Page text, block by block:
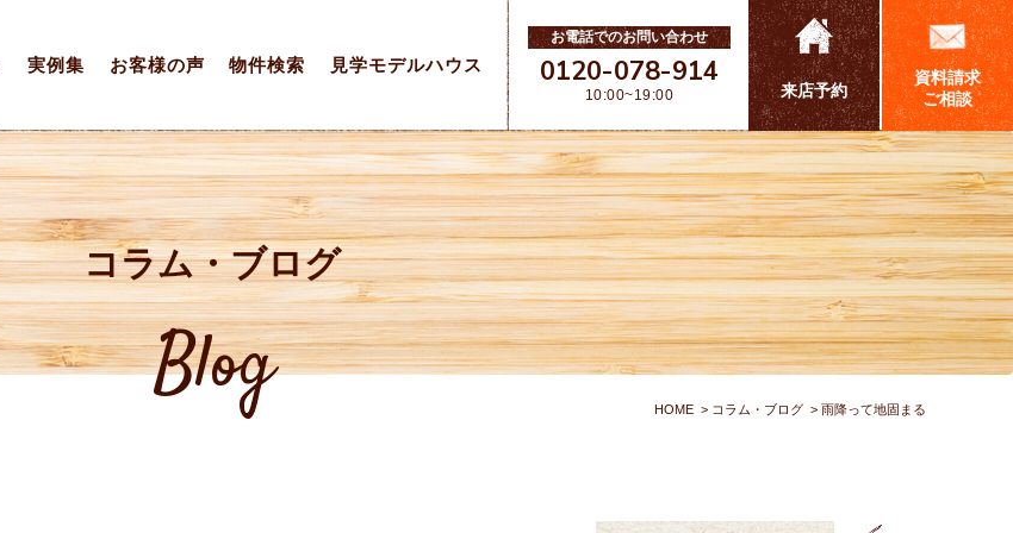
実例集 お客様の声 物件検索 見学モデルハウス
お電話でのお問い合わせ
0120-078-914
10:00~19:00 来店予約
資料請求
ご相談
コラム・ブログ
Blog HOME コラム・ブログ 雨降って地固まる